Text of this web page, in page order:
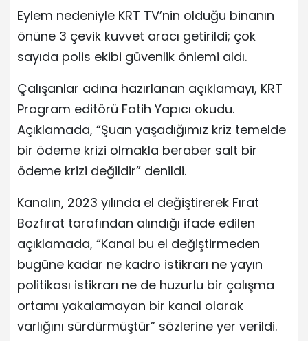
Eylem nedeniyle KRT TV’nin olduğu binanın
önüne 3 çevik kuvvet aracı getirildi; çok
sayıda polis ekibi güvenlik önlemi aldı.
Çalışanlar adına hazırlanan açıklamayı, KRT
Program editörü Fatih Yapıcı okudu.
Açıklamada, “Şuan yaşadığımız kriz temelde
bir ödeme krizi olmakla beraber salt bir
ödeme krizi değildir” denildi.
Kanalın, 2023 yılında el değiştirerek Fırat
Bozfırat tarafından alındığı ifade edilen
açıklamada, “Kanal bu el değiştirmeden
bugüne kadar ne kadro istikrarı ne yayın
politikası istikrarı ne de huzurlu bir çalışma
ortamı yakalamayan bir kanal olarak
varlığını sürdürmüştür” sözlerine yer verildi.